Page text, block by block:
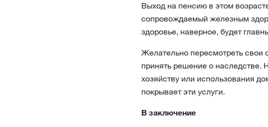
Выход на пенсию в этом
сопровождаемый железным
здоровье, наверное, будет
Желательно пересмотреть свои
принять решение о
хозяйству или использования
покрывает эти услуги.
В заключение